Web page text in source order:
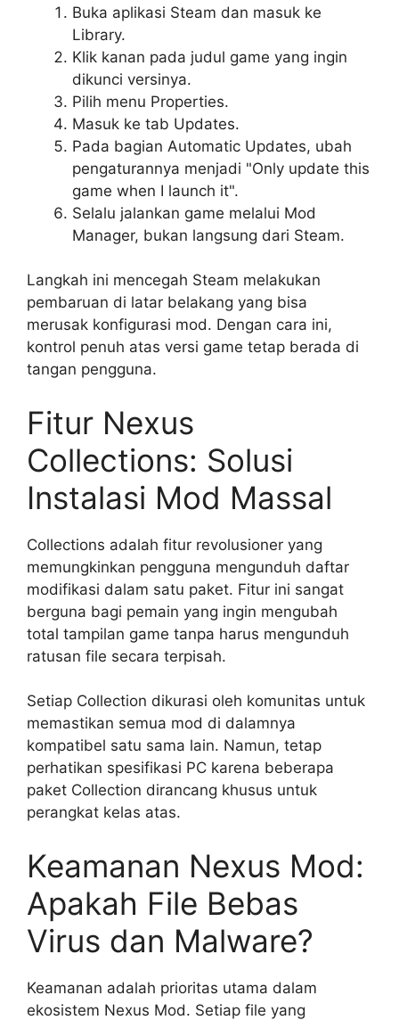
Buka aplikasi Steam dan masuk ke
Library.
Klik kanan pada judul game yang ingin
dikunci versinya.
Pilih menu Properties.
Masuk ke tab Updates.
Pada bagian Automatic Updates, ubah
pengaturannya menjadi "Only update this
game when I launch it".
Selalu jalankan game melalui Mod
Manager, bukan langsung dari Steam.
Langkah ini mencegah Steam melakukan
pembaruan di latar belakang yang bisa
merusak konfigurasi mod. Dengan cara ini,
kontrol penuh atas versi game tetap berada di
tangan pengguna.
Fitur Nexus
Collections: Solusi
Instalasi Mod Massal
Collections adalah fitur revolusioner yang
memungkinkan pengguna mengunduh daftar
modifikasi dalam satu paket. Fitur ini sangat
berguna bagi pemain yang ingin mengubah
total tampilan game tanpa harus mengunduh
ratusan file secara terpisah.
Setiap Collection dikurasi oleh komunitas untuk
memastikan semua mod di dalamnya
kompatibel satu sama lain. Namun, tetap
perhatikan spesifikasi PC karena beberapa
paket Collection dirancang khusus untuk
perangkat kelas atas.
Keamanan Nexus Mod:
Apakah File Bebas
Virus dan Malware?
Keamanan adalah prioritas utama dalam
ekosistem Nexus Mod. Setiap file yang